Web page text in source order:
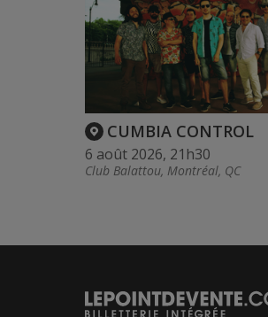
CUMBIA CONTROL
6 août 2026, 21h30
Club Balattou, Montréal, QC